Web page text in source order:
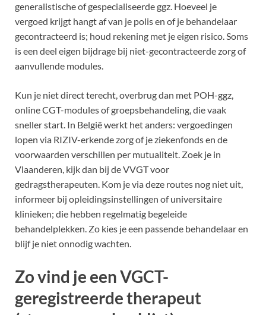
generalistische of gespecialiseerde ggz. Hoeveel je
vergoed krijgt hangt af van je polis en of je behandelaar
gecontracteerd is; houd rekening met je eigen risico. Soms
is een deel eigen bijdrage bij niet-gecontracteerde zorg of
aanvullende modules.
Kun je niet direct terecht, overbrug dan met POH-ggz,
online CGT-modules of groepsbehandeling, die vaak
sneller start. In België werkt het anders: vergoedingen
lopen via RIZIV-erkende zorg of je ziekenfonds en de
voorwaarden verschillen per mutualiteit. Zoek je in
Vlaanderen, kijk dan bij de VVGT voor
gedragstherapeuten. Kom je via deze routes nog niet uit,
informeer bij opleidingsinstellingen of universitaire
klinieken; die hebben regelmatig begeleide
behandelplekken. Zo kies je een passende behandelaar en
blijf je niet onnodig wachten.
Zo vind je een VGCT-
geregistreerde therapeut